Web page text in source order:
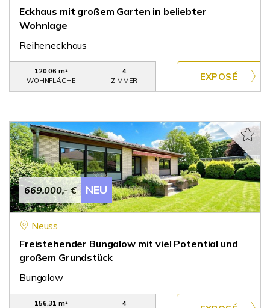
Eckhaus mit großem Garten in beliebter
Wohnlage
Reiheneckhaus
120,06 m²
WOHNFLÄCHE
4
ZIMMER
669.000,- € NEU
Neuss
Freistehender Bungalow mit viel Potential und
großem Grundstück
Bungalow
156,31 m²
4